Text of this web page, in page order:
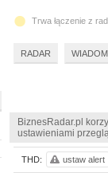
BiznesRadar.pl
ustawieniami
THD: ustaw alert
Trwa łączenie z
RADAR